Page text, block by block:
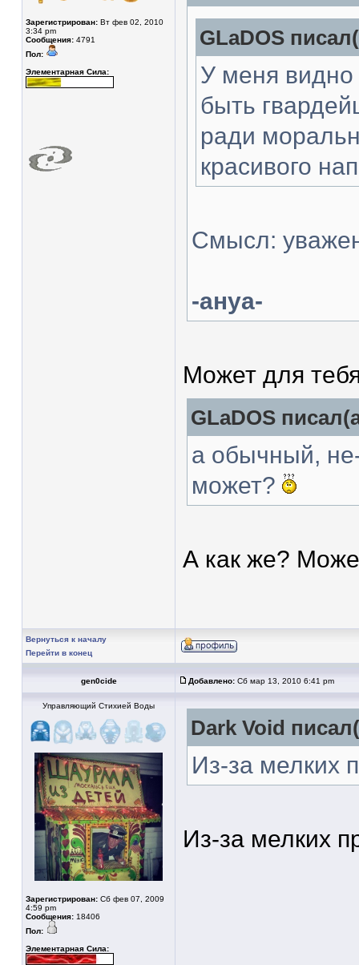
Зарегистрирован: Вт фев 02, 2010
3:34 pm
Сообщения: 4791
Пол:
Элементарная Сила:
GLaDOS
У меня видно
быть
ради
красивого
Смысл:
-ануа-
Может для
GLaDOS
а обычный,
может?
А как же?
Вернуться к началу
Перейти в конец
gen0cide Добавлено: Сб мар 13, 2010 6:41 pm
Управляющий Стихией Воды
Зарегистрирован: Сб фев 07, 2009
4:59 pm
Сообщения: 18406
Пол:
Элементарная Сила:
Dark Void
Из-за мелких
Из-за мелких